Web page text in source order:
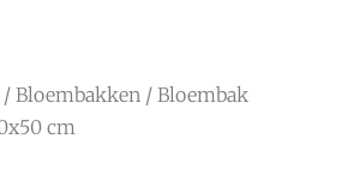
/ Bloembakken / Bloembak
cm